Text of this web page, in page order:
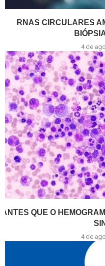
RNAS CIRCULARES
4 de
ANTES QUE O
4 de